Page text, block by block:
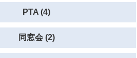
PTA (4)
同窓会 (2)